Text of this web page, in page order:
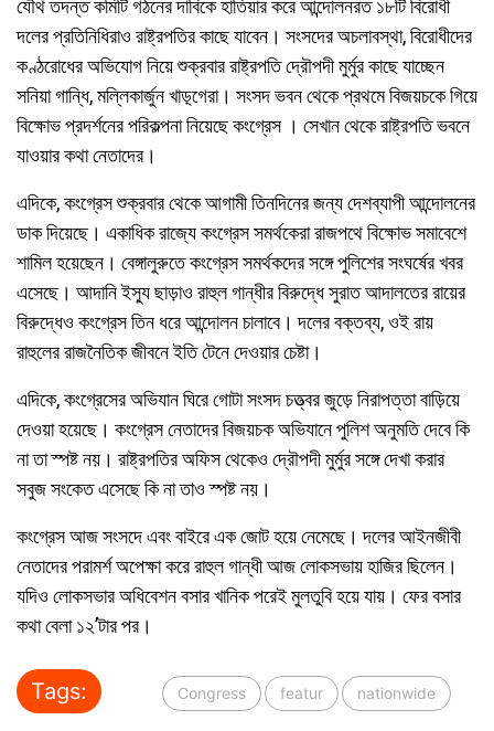
যৌথ তদন্ত কমিটি গঠনের দাবিকে হাতিয়ার করে আন্দোলনরত ১৮টি বিরোধী
দলের প্রতিনিধিরাও রাষ্ট্রপতির কাছে যাবেন। সংসদের অচলাবস্থা, বিরোধীদের
কণ্ঠরোধের অভিযোগ নিয়ে শুক্রবার রাষ্ট্রপতি দ্রৌপদী মুর্মুর কাছে যাচ্ছেন
সনিয়া গান্ধি, মল্লিকার্জুন খাড়্গেরা। সংসদ ভবন থেকে প্রথমে বিজয়চকে গিয়ে
বিক্ষোভ প্রদর্শনের পরিকল্পনা নিয়েছে কংগ্রেস । সেখান থেকে রাষ্ট্রপতি ভবনে
যাওয়ার কথা নেতাদের।
এদিকে, কংগ্রেস শুক্রবার থেকে আগামী তিনদিনের জন্য দেশব্যাপী আন্দোলনের
ডাক দিয়েছে। একাধিক রাজ্যে কংগ্রেস সমর্থকেরা রাজপথে বিক্ষোভ সমাবেশে
শামিল হয়েছেন। বেঙ্গালুরুতে কংগ্রেস সমর্থকদের সঙ্গে পুলিশের সংঘর্ষের খবর
এসেছে। আদানি ইস্যু ছাড়াও রাহুল গান্ধীর বিরুদ্ধে সুরাত আদালতের রায়ের
বিরুদ্ধেও কংগ্রেস তিন ধরে আন্দোলন চালাবে। দলের বক্তব্য, ওই রায়
রাহুলের রাজনৈতিক জীবনে ইতি টেনে দেওয়ার চেষ্টা।
এদিকে, কংগ্রেসের অভিযান ঘিরে গোটা সংসদ চত্ত্বর জুড়ে নিরাপত্তা বাড়িয়ে
দেওয়া হয়েছে। কংগ্রেস নেতাদের বিজয়চক অভিযানে পুলিশ অনুমতি দেবে কি
না তা স্পষ্ট নয়। রাষ্ট্রপতির অফিস থেকেও দ্রৌপদী মুর্মুর সঙ্গে দেখা করার
সবুজ সংকেত এসেছে কি না তাও স্পষ্ট নয়।
কংগ্রেস আজ সংসদে এবং বাইরে এক জোট হয়ে নেমেছে। দলের আইনজীবী
নেতাদের পরামর্শ অপেক্ষা করে রাহুল গান্ধী আজ লোকসভায় হাজির ছিলেন।
যদিও লোকসভার অধিবেশন বসার খানিক পরেই মুলতুবি হয়ে যায়। ফের বসার
কথা বেলা ১২’টার পর।
Tags: Congress featur nationwide